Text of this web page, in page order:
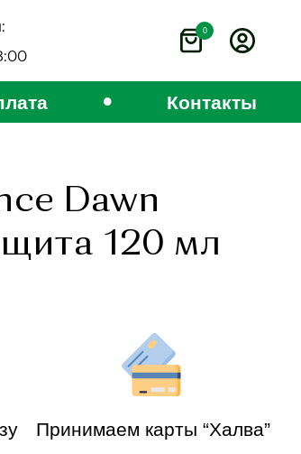
0
• Контакты
Dawn
120 мл
Принимаем карты “Халва”